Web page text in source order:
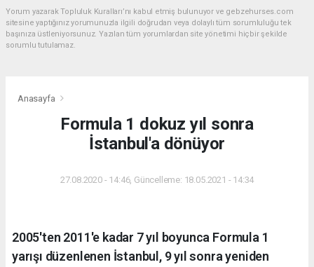
Yorum yazarak Topluluk Kuralları’nı kabul etmiş bulunuyor ve gebzehurses.com
sitesine yaptığınız yorumunuzla ilgili doğrudan veya dolaylı tüm sorumluluğu tek
başınıza üstleniyorsunuz. Yazılan tüm yorumlardan site yönetimi hiçbir şekilde
sorumlu tutulamaz.
Anasayfa
Formula 1 dokuz yıl sonra
İstanbul'a dönüyor
27.08.2020 - 14:46, Güncelleme: 18.05.2021 - 14:34
2005'ten 2011'e kadar 7 yıl boyunca Formula 1
yarışı düzenlenen İstanbul, 9 yıl sonra yeniden